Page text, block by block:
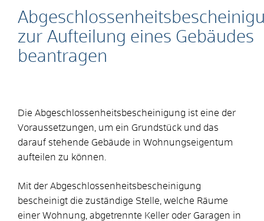
zur Aufteilung eines Gebäudes
beantragen
Die Abgeschlossenheitsbescheinigung ist eine der
Voraussetzungen, um ein Grundstück und das
darauf stehende Gebäude in Wohnungseigentum
aufteilen zu können.
Mit der Abgeschlossenheitsbescheinigung
bescheinigt die zuständige Stelle, welche Räume
einer Wohnung, abgetrennte Keller oder Garagen in